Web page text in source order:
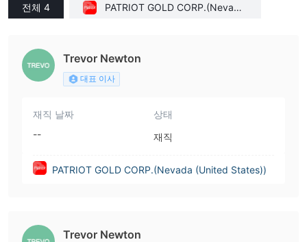
전체 4
PATRIOT GOLD CORP.(Nevada
Trevor Newton
대표 이사
재직 날짜
--
상태
재직
PATRIOT GOLD CORP.(Nevada (United States))
Trevor Newton